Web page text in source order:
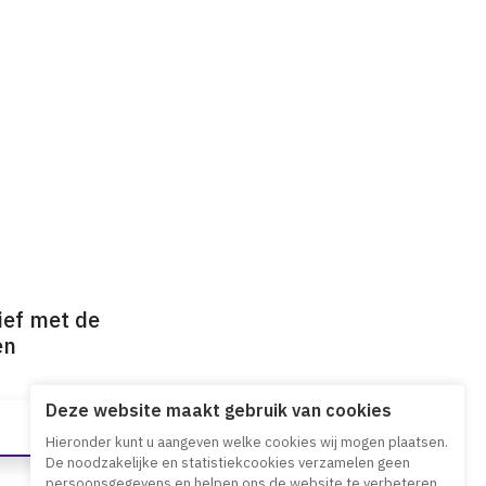
met de
Deze website maakt gebruik van cookies
Hieronder kunt u aangeven welke cookies wij mogen plaatsen.
De noodzakelijke en statistiekcookies verzamelen geen